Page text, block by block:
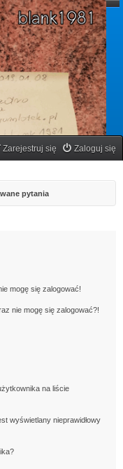
Zaloguj się
Zarejestruj się
pytania
mogę się zalogować!
nie mogę się zalogować?!
na liście
wyświetlany nieprawidłowy